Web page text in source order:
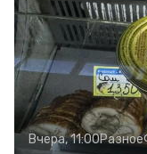
Вчера, 11:00Разное